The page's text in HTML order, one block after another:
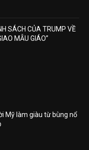
SÁCH CỦA TRUMP VỀ
MẪU GIÁO”
Mỹ làm giàu từ bùng nổ